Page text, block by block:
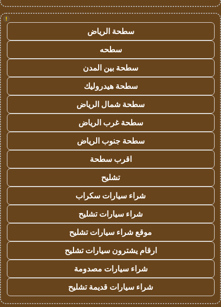
!
سطحة الرياض
سطحه
سطحة بين المدن
سطحة هيدروليك
سطحة شمال الرياض
سطحة غرب الرياض
سطحة جنوب الرياض
اقرب سطحة
تشليح
شراء سيارات سكراب
شراء سيارات تشليح
موقع شراء سيارات تشليح
ارقام يشترون سيارات تشليح
شراء سيارات مصدومة
شراء سيارات قديمة تشليح